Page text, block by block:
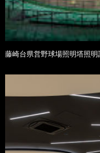
藤崎台県営野球場照明塔照